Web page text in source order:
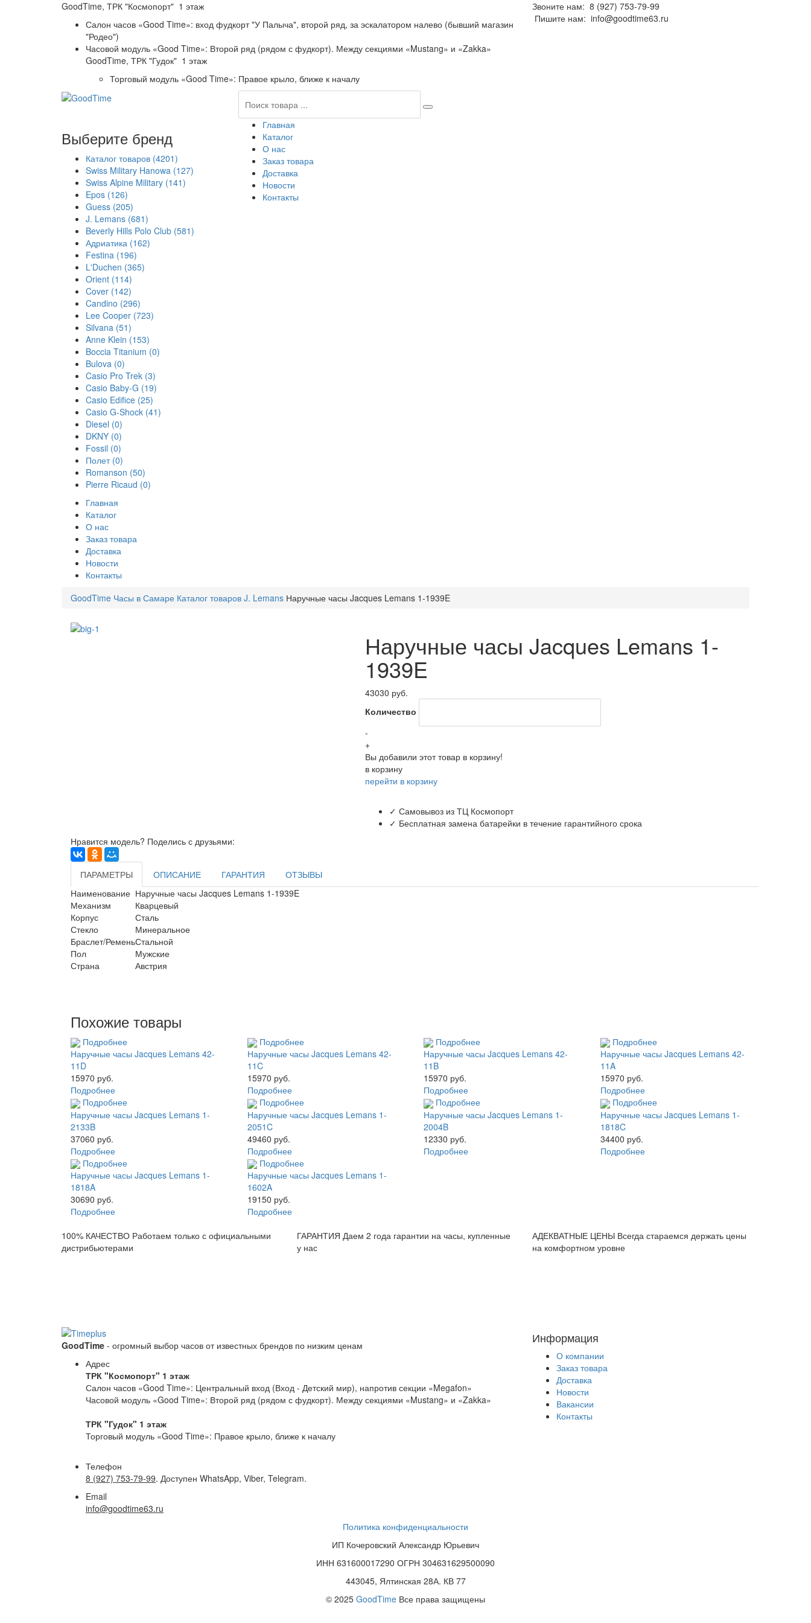
GoodTime, ТРК "Космопорт" 1 этаж
Салон часов «Good Time»: вход фудкорт "У Палыча", второй ряд, за эскалатором налево (бывший магазин
"Родео")
Часовой модуль «Good Time»: Второй ряд (рядом с фудкорт). Между секциями «Mustang» и «Zakka»
GoodTime, ТРК "Гудок" 1 этаж
Торговый модуль «Good Time»: Правое крыло, ближе к началу
Звоните нам: 8 (927) 753-79-99
Пишите нам: info@goodtime63.ru
Выберите бренд
Каталог товаров (4201)
Swiss Military Hanowa (127)
Swiss Alpine Military (141)
Epos (126)
Guess (205)
J. Lemans (681)
Beverly Hills Polo Club (581)
Адриатика (162)
Festina (196)
L'Duchen (365)
Orient (114)
Cover (142)
Candino (296)
Lee Cooper (723)
Silvana (51)
Anne Klein (153)
Boccia Titanium (0)
Bulova (0)
Casio Pro Trek (3)
Casio Baby-G (19)
Casio Edifice (25)
Casio G-Shock (41)
Diesel (0)
DKNY (0)
Fossil (0)
Полет (0)
Romanson (50)
Pierre Ricaud (0)
Главная
Каталог
О нас
Заказ товара
Доставка
Новости
Контакты
Главная
Каталог
О нас
Заказ товара
Доставка
Новости
Контакты
GoodTime Часы в Самаре Каталог товаров J. Lemans Наручные часы Jacques Lemans 1-1939E
Наручные часы Jacques Lemans 1-
1939E
43030 руб.
Количество
-
+
Вы добавили этот товар в корзину!
в корзину
перейти в корзину
✓ Самовывоз из ТЦ Космопорт
✓ Бесплатная замена батарейки в течение гарантийного срока
Нравится модель? Поделись с друзьями:
ПАРАМЕТРЫ ОПИСАНИЕ ГАРАНТИЯ
ОТЗЫВЫ
Наименование Наручные часы Jacques Lemans 1-1939E
Механизм
Кварцевый
Корпус
Сталь
Стекло
Минеральное
Браслет/РеменьСтальной
Пол
Мужские
Страна
Австрия
Похожие товары
Подробнее
Наручные часы Jacques Lemans 42-
11D
15970 руб.
Подробнее
Подробнее
Наручные часы Jacques Lemans 42-
11C
15970 руб.
Подробнее
Подробнее
Наручные часы Jacques Lemans 42-
11B
15970 руб.
Подробнее
Подробнее
Наручные часы Jacques Lemans 42-
11A
15970 руб.
Подробнее
Подробнее
Наручные часы Jacques Lemans 1-
2133B
37060 руб.
Подробнее
Подробнее
Наручные часы Jacques Lemans 1-
2051C
49460 руб.
Подробнее
Подробнее
Наручные часы Jacques Lemans 1-
2004B
12330 руб.
Подробнее
Подробнее
Наручные часы Jacques Lemans 1-
1818C
34400 руб.
Подробнее
Подробнее
Наручные часы Jacques Lemans 1-
1818A
30690 руб.
Подробнее
Подробнее
Наручные часы Jacques Lemans 1-
1602A
19150 руб.
Подробнее
100% КАЧЕСТВО Работаем только с официальными
дистрибьютерами
ГАРАНТИЯ Даем 2 года гарантии на часы, купленные
у нас
АДЕКВАТНЫЕ ЦЕНЫ Всегда стараемся держать цены
на комфортном уровне
GoodTime - огромный выбор часов от известных брендов по низким ценам
Адрес
ТРК "Космопорт" 1 этаж
Салон часов «Good Time»: Центральный вход (Вход - Детский мир), напротив секции «Megafon»
Часовой модуль «Good Time»: Второй ряд (рядом с фудкорт). Между секциями «Mustang» и «Zakka»
ТРК "Гудок" 1 этаж
Торговый модуль «Good Time»: Правое крыло, ближе к началу
Телефон
8 (927) 753-79-99. Доступен WhatsApp, Viber, Telegram.
Email
info@goodtime63.ru
Информация
О компании
Заказ товара
Доставка
Новости
Вакансии
Контакты
Политика конфиденциальности
ИП Кочеровский Александр Юрьевич
ИНН 631600017290 ОГРН 304631629500090
443045, Ялтинская 28А. КВ 77
© 2025 GoodTime Все права защищены